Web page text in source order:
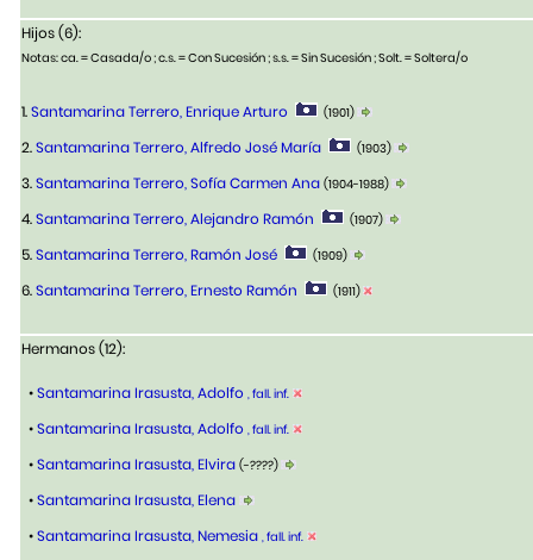
Hijos (6):
Notas: ca. = Casada/o ; c.s. = Con Sucesión ; s.s. = Sin Sucesión ; Solt. = Soltera/o
1.Santamarina Terrero, Enrique Arturo (1901)
2.Santamarina Terrero, Alfredo José María (1903)
3.Santamarina Terrero, Sofía Carmen Ana (1904-1988)
4.Santamarina Terrero, Alejandro Ramón (1907)
5.Santamarina Terrero, Ramón José (1909)
6.Santamarina Terrero, Ernesto Ramón (1911)
Hermanos (12):
•Santamarina Irasusta, Adolfo , fall. inf.
•Santamarina Irasusta, Adolfo , fall. inf.
•Santamarina Irasusta, Elvira (-????)
•Santamarina Irasusta, Elena
•Santamarina Irasusta, Nemesia , fall. inf.